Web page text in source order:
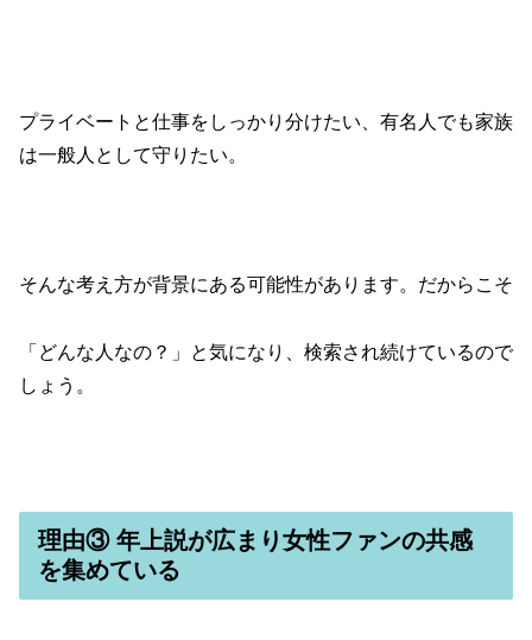
プライベートと仕事をしっかり分けたい、有名人でも家族
は一般人として守りたい。
そんな考え方が背景にある可能性があります。だからこそ
「どんな人なの？」と気になり、検索され続けているので
しょう。
理由③ 年上説が広まり女性ファンの共感
を集めている